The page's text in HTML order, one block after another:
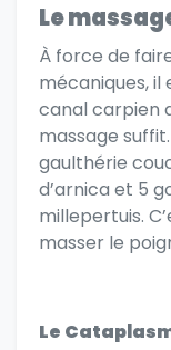
Le
À force de
mécaniques, il
canal carpien
massage
gaulthérie
d’arnica et 5
millepertuis.
masser le
Le